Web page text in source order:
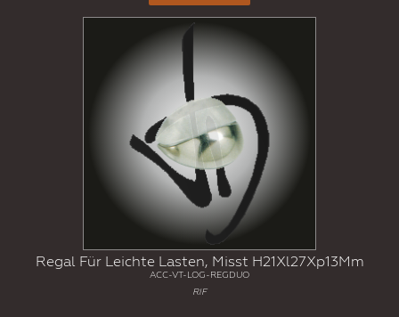
Regal Für Leichte Lasten, Misst H21Xl27Xp13Mm
ACC-VT-LOG-REGDUO
RIF